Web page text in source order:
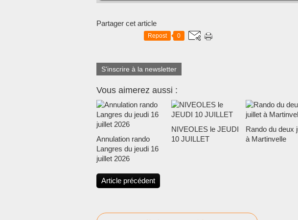
Partager cet article
Repost 0
S'inscrire à la newsletter
Vous aimerez aussi :
Annulation rando
Langres du jeudi 16
juillet 2026
NIVEOLES le JEUDI
10 JUILLET
Rando du deux
à Martinvelle
Article précédent